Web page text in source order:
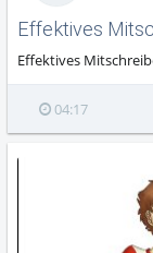
Effektives
Effektives
04:17